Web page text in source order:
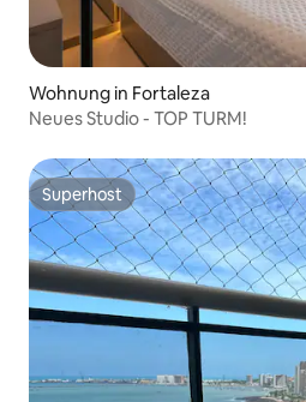
Wohnung in Fortaleza
Neues Studio - TOP TURM!
Superhost
Superhost